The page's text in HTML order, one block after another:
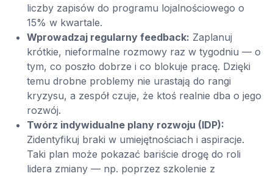
liczby zapisów do programu lojalnościowego o
15% w kwartale.
Wprowadzaj regularny feedback: Zaplanuj
krótkie, nieformalne rozmowy raz w tygodniu — o
tym, co poszło dobrze i co blokuje pracę. Dzięki
temu drobne problemy nie urastają do rangi
kryzysu, a zespół czuje, że ktoś realnie dba o jego
rozwój.
Twórz indywidualne plany rozwoju (IDP):
Zidentyfikuj braki w umiejętnościach i aspiracje.
Taki plan może pokazać bariście drogę do roli
lidera zmiany — np. poprzez szkolenie z